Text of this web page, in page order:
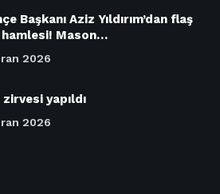
Başkanı Aziz Yıldırım’dan flaş
Mason…
2026
yapıldı
2026